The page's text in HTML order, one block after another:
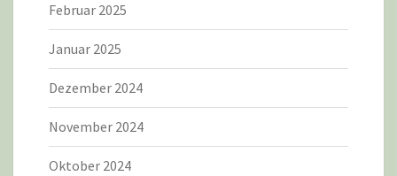
Februar 2025
Januar 2025
Dezember 2024
November 2024
Oktober 2024